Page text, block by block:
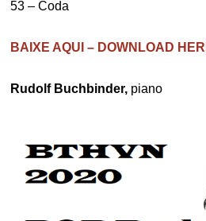
53 – Coda
BAIXE AQUI – DOWNLOAD
Rudolf Buchbinder, piano